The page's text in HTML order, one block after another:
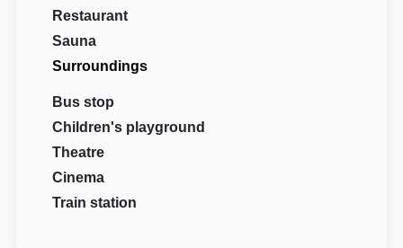
Restaurant
Sauna
Surroundings
Bus stop
Children's playground
Theatre
Cinema
Train station